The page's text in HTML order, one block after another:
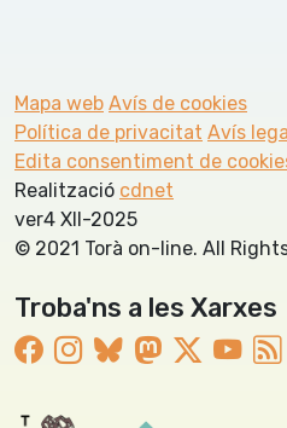
Mapa web Avís de cookies
Política de privacitat Avís
Edita consentiment de
Realització cdnet
ver4 XII-2025
© 2021 Torà on-line. All
Troba'ns a les Xarxes